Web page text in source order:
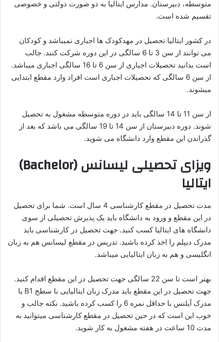
متوسطه، دبیرستان. مدارس ایتالیا به دو صورت دولتی و خصوصی
تقسیم شده است.
در کشور ایتالیا تحصیل در مهدکودک ها اجباری نمیباشد و کودکان
می توانند از سن 3 تا 6 سالگی در این دوره شرکت کنند. جالب
است بدانید تحصیلات اجباری از سن 6 تا 16 سالگی اجباری میباشد.
از سن 6 سالگی که تحصیلات اجباری است افراد وارد مقطع ابتدایی
میشوند.
از سن 11 تا 14 سالگی باید در دوره متوسطه مشغول به تحصیل
شوند. دوره دبیرستان از سن 14 تا 19 سالگی می باشد که بعد از
گذراندن این مقطع وارد دانشگاه می شوید.
ویزای تحصیلی لیسانس (Bachelor)
ایتالیا
مدت تحصیل در مقطع کارشناسی 4 سال است. شما برای تحصیل
در این مقطع و ورود به دانشگاه باید یک پذیرش تحصیلی از سوی
دانشگاه های ایتالیا کسب کنید. جهت تحصیل در کارشناسی باید
مدرک دیپلم را اخذ کرده باشید. تدریس در مقطع لیسانس هم به زبان
انگلیسی و هم به زبان ایتالیایی میباشد.
بهتر است تا سن 22 سالگی جهت تحصیل در این مقطع اقدام کنید.
جهت تحصیل در این مقطع باید مدرک زبان ایتالیایی با سطح B1 یا
مدرک آیلتس با حداقل نمره 6 را کسب کرده باشید. نکته جالب و
خوب این است که در حین تحصیل در مقطع کارشناسی میتوانید به
مدت 10 ساعت در هفته مشغول به کار شوید.